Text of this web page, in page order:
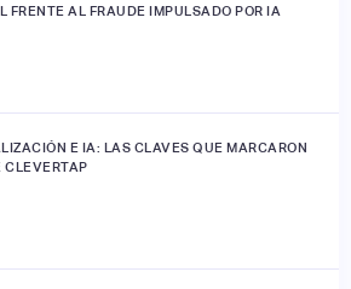
FRENTE AL FRAUDE IMPULSADO POR IA
E IA: LAS CLAVES QUE MARCARON
CLEVERTAP